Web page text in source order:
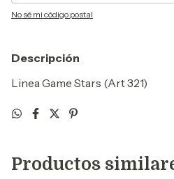
No sé mi código postal
Descripción
Linea Game Stars (Art 321)
Productos